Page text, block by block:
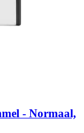
-​ Normaal,